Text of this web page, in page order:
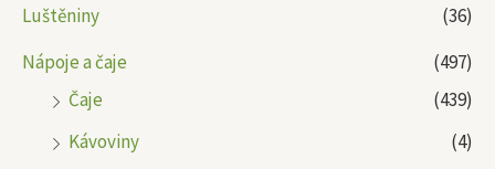
Luštěniny
(36)
Nápoje a čaje
(497)
Čaje
(439)
Kávoviny
(4)